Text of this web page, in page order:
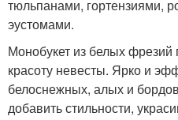
тюльпанами, гортензиями,
эустомами.
Монобукет из белых фрезий
красоту невесты. Ярко и
белоснежных, алых и
добавить стильности,